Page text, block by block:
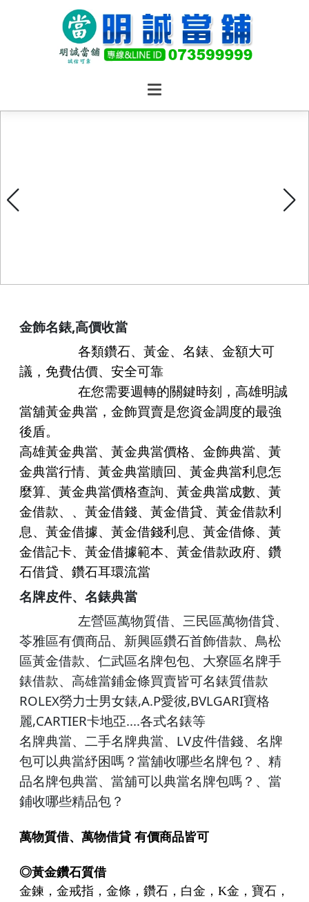
金飾名錶,高價收當
各類鑽石、黃金、名錶、金額大可
議，免費估價、安全可靠
在您需要週轉的關鍵時刻， 高雄明誠
當舖黃金典當，金飾買賣是您資金調度的最強
後盾。
高雄黃金典當、 黃金典當價格、 金飾典當、 黃
金典當行情、 黃金典當贖回、黃金典當利息怎
麼算、黃金典當價格查詢、黃金典當成數、黃
金借款、、黃金借錢、黃金借貸、 黃金借款利
息、黃金借據、 黃金借錢利息、黃金借條、黃
金借記卡、黃金借據範本、黃金借款政府、鑽
石借貸、鑽石耳環流當
名牌皮件、 名錶典當
左營 區萬物質借、 三民區萬物借貸、
苓雅區有價商品、 新興區鑽石首飾借款、 鳥松
區黃金借款、 仁武區名牌包包、大寮區名牌手
錶借款、高雄當鋪金條買賣皆可名錶質借款
ROLEX勞力士男女錶,A.P愛彼,BVLGARI寶格
麗,CARTIER卡地亞....各式名錶等
名牌典當、二手名牌典當、 LV皮件借錢、 名牌
包可以典當紓困嗎？當舖收哪些名牌包？ 、 精
品名牌包典當、 當舖可以典當名牌包嗎？ 、 當
鋪收哪些精品包？
萬物質借、萬物借貸 有價商品皆可
◎黃金鑽石質借
金鍊，金戒指，金條，鑽石，白金，K金，寶石，